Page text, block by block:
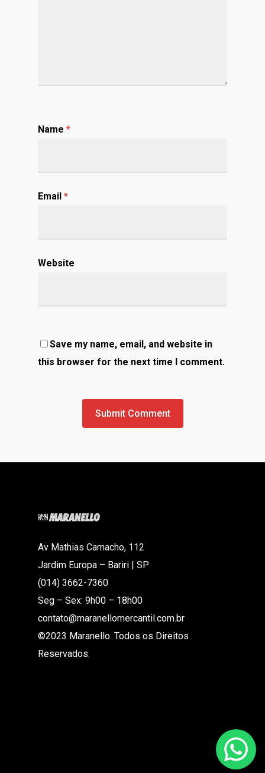
Name *
Email *
Website
Save my name, email, and website in
this browser for the next time I comment.
Av Mathias Camacho, 112
Jardim Europa – Bariri | SP
(014) 3662-7360
Seg – Sex: 9h00 – 18h00
contato@maranellomercantil.com.br
©2023 Maranello. Todos os Direitos
Reservados.